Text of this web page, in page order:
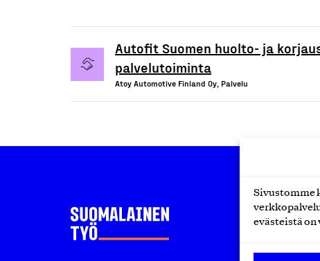
Sivustomme
evästeistä
Autofit Suomen huolto- ja
palvelutoiminta
Atoy Automotive Finland Oy, Palvelu